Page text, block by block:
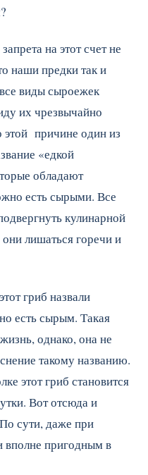
на этот счет не
наши предки так и
виды сыроежек
их чрезвычайно
этой причине один из
«едкой
обладают
есть сырыми. Все
кулинарной
лишаться горечи и
гриб назвали
есть сырым. Такая
однако, она не
такому названию.
этот гриб становится
Вот отсюда и
сути, даже при
вполне пригодным в